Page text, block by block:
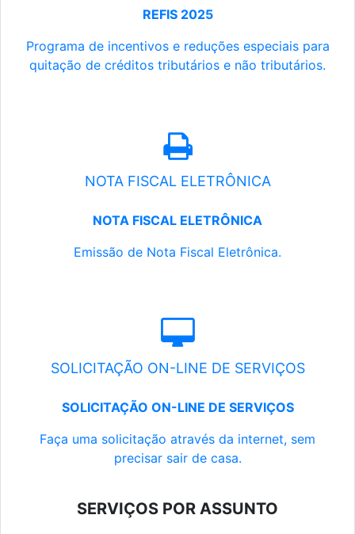
REFIS 2025
Programa de incentivos e reduções especiais para
quitação de créditos tributários e não tributários.
NOTA FISCAL ELETRÔNICA
NOTA FISCAL ELETRÔNICA
Emissão de Nota Fiscal Eletrônica.
SOLICITAÇÃO ON-LINE DE SERVIÇOS
SOLICITAÇÃO ON-LINE DE SERVIÇOS
Faça uma solicitação através da internet, sem
precisar sair de casa.
SERVIÇOS POR ASSUNTO